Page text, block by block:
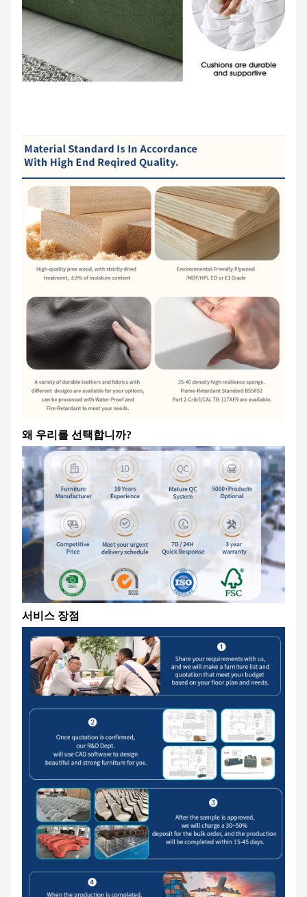
왜 우리를 선택합니까?
서비스 장점